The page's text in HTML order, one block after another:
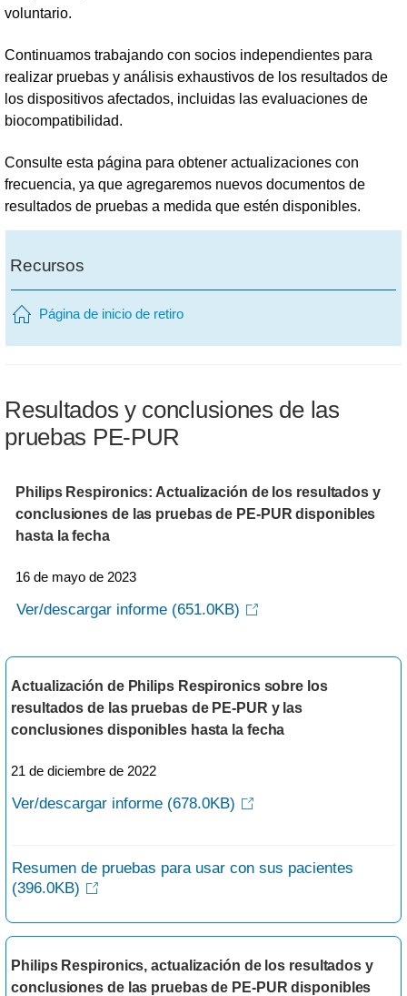
voluntario.
Continuamos trabajando con socios independientes para
realizar pruebas y análisis exhaustivos de los resultados de
los dispositivos afectados, incluidas las evaluaciones de
biocompatibilidad.
Consulte esta página para obtener actualizaciones con
frecuencia, ya que agregaremos nuevos documentos de
resultados de pruebas a medida que estén disponibles.
Recursos
Página de inicio de retiro
Resultados y conclusiones de las
pruebas PE-PUR
Philips Respironics: Actualización de los resultados y
conclusiones de las pruebas de PE-PUR disponibles
hasta la fecha
16 de mayo de 2023
Ver/descargar informe (651.0KB)
Actualización de Philips Respironics sobre los
resultados de las pruebas de PE-PUR y las
conclusiones disponibles hasta la fecha
21 de diciembre de 2022
Ver/descargar informe (678.0KB)
Resumen de pruebas para usar con sus pacientes
(396.0KB)
Philips Respironics, actualización de los resultados y
conclusiones de las pruebas de PE-PUR disponibles